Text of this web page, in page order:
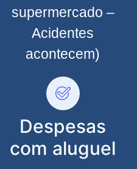
supermercado –
Acidentes
acontecem)
Despesas
com aluguel